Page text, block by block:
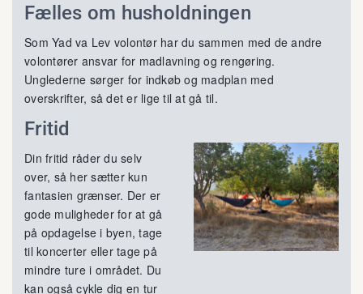
Fælles om husholdningen
Som Yad va Lev volontør har du sammen med de andre
volontører ansvar for madlavning og rengøring.
Unglederne sørger for indkøb og madplan med
overskrifter, så det er lige til at gå til.
Fritid
Din fritid råder du selv
over, så her sætter kun
fantasien grænser. Der er
gode muligheder for at gå
på opdagelse i byen, tage
til koncerter eller tage på
mindre ture i området. Du
kan også cykle dig en tur